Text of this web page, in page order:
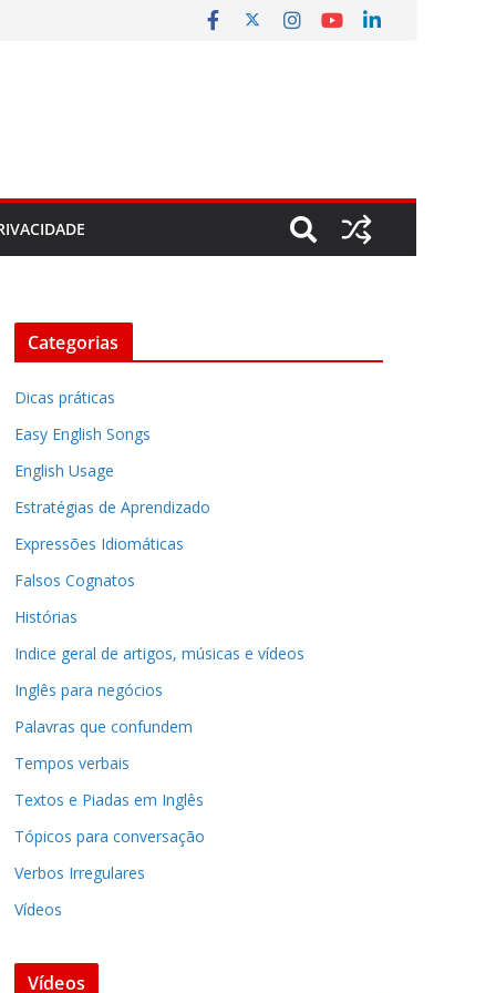
Categorias
Dicas práticas
Easy English Songs
English Usage
Estratégias de Aprendizado
Expressões Idiomáticas
Falsos Cognatos
Histórias
Indice geral de artigos, músicas e vídeos
Inglês para negócios
Palavras que confundem
Tempos verbais
Textos e Piadas em Inglês
Tópicos para conversação
Verbos Irregulares
Vídeos
Vídeos